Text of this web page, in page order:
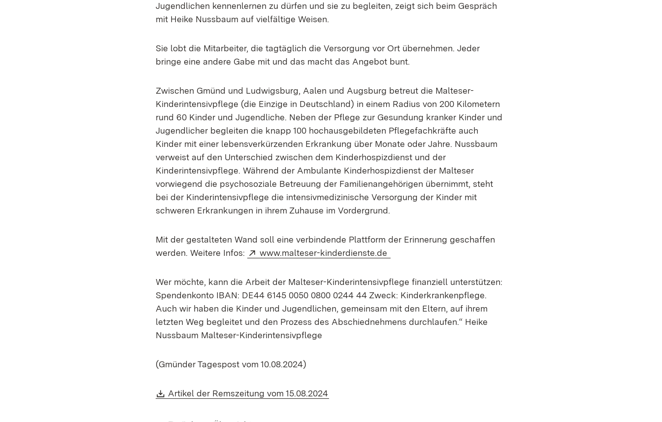
Jugendlichen kennenlernen zu dürfen und sie zu begleiten, zeigt sich beim Gespräch
mit Heike Nussbaum auf vielfältige Weisen.
Sie lobt die Mitarbeiter, die tagtäglich die Versorgung vor Ort übernehmen. Jeder
bringe eine andere Gabe mit und das macht das Angebot bunt.
Zwischen Gmünd und Ludwigsburg, Aalen und Augsburg betreut die Malteser-
Kinderintensivpflege (die Einzige in Deutschland) in einem Radius von 200 Kilometern
rund 60 Kinder und Jugendliche. Neben der Pflege zur Gesundung kranker Kinder und
Jugendlicher begleiten die knapp 100 hochausgebildeten Pflegefachkräfte auch
Kinder mit einer lebensverkürzenden Erkrankung über Monate oder Jahre. Nussbaum
verweist auf den Unterschied zwischen dem Kinderhospizdienst und der
Kinderintensivpflege. Während der Ambulante Kinderhospizdienst der Malteser
vorwiegend die psychosoziale Betreuung der Familienangehörigen übernimmt, steht
bei der Kinderintensivpflege die intensivmedizinische Versorgung der Kinder mit
schweren Erkrankungen in ihrem Zuhause im Vordergrund.
Mit der gestalteten Wand soll eine verbindende Plattform der Erinnerung geschaffen
werden. Weitere Infos:
Extern:
www.malteser-kinderdienste.de
Wer möchte, kann die Arbeit der Malteser-Kinderintensivpflege finanziell unterstützen:
Spendenkonto IBAN: DE44 6145 0050 0800 0244 44 Zweck: Kinderkrankenpflege.
Auch wir haben die Kinder und Jugendlichen, gemeinsam mit den Eltern, auf ihrem
letzten Weg begleitet und den Prozess des Abschiednehmens durchlaufen.“ Heike
Nussbaum Malteser-Kinderintensivpflege
(Gmünder Tagespost vom 10.08.2024)
Download:
Artikel der Remszeitung vom 15.08.2024